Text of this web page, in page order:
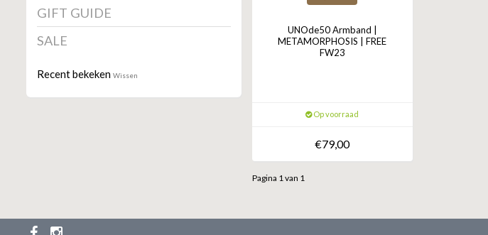
GIFT GUIDE
SALE
Recent bekeken Wissen
UNOde50 Armband |
METAMORPHOSIS | FREE
FW23
Op voorraad
€79,00
Pagina 1 van 1